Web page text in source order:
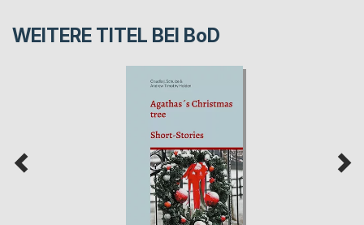
WEITERE TITEL BEI BoD